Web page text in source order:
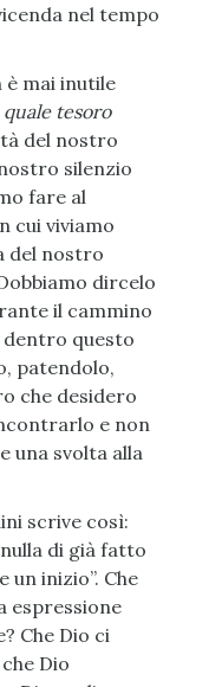
nel tempo
è mai inutile
quale tesoro
del nostro
silenzio
fare al
cui viviamo
del nostro
dircelo
il cammino
dentro questo
patendolo,
che desidero
e non
una svolta alla
scrive così:
di già fatto
inizio”. Che
espressione
Che Dio ci
Dio